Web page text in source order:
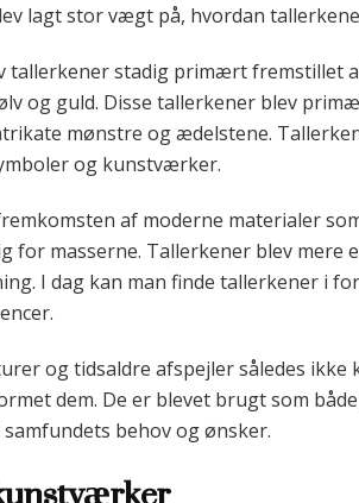
lagt stor vægt på, hvordan
tallerkener stadig primært fremstillet
og guld. Disse tallerkener blev
mønstre og ædelstene.
og kunstværker.
af moderne materialer
masserne. Tallerkener blev mere
I dag kan man finde tallerkener i
og tidsaldre afspejler således
dem. De er blevet brugt som
behov og ønsker.